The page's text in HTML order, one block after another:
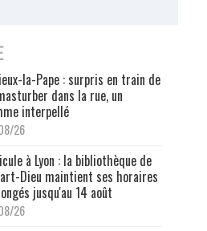
la-Pape : surpris en train de
dans la rue, un
interpellé
26
à Lyon : la bibliothèque de
Dieu maintient ses horaires
jusqu'au 14 août
26